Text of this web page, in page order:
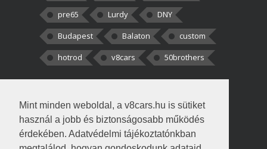
Mint minden weboldal, a v8cars.hu is sütiket
használ a jobb és biztonságosabb működés
érdekében. Adatvédelmi tájékoztatónkban
pre65
Lurdy
DNY
Budapest
Balaton
custom
hotrod
v8cars 50brothers
kortisz:Elszúrtam! Én csak két
darabbaal számoltam. Nem tudtam, hogy fél autót,